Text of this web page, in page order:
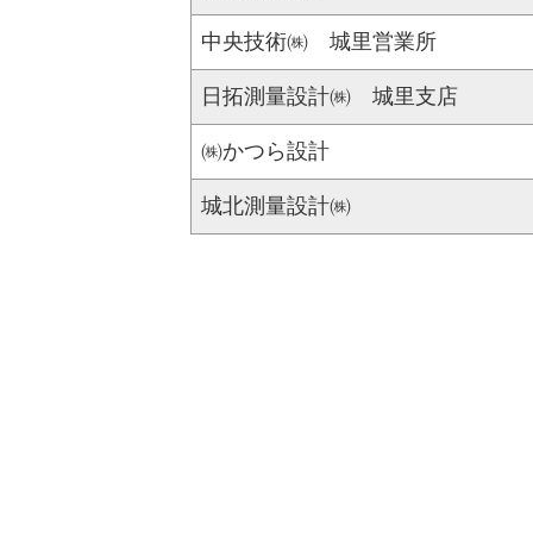
中央技術㈱ 城里営業所
日拓測量設計㈱ 城里支店
㈱かつら設計
城北測量設計㈱